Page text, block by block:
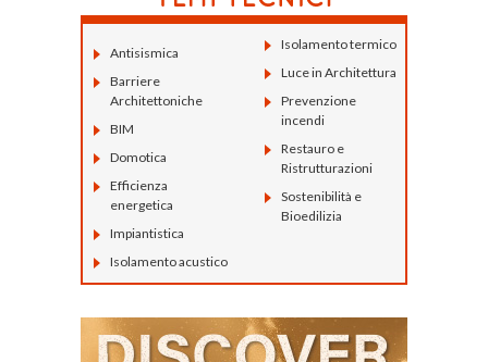
Antisismica
Barriere
Architettoniche
BIM
Domotica
Efficienza
energetica
Impiantistica
Isolamento acustico
Isolamento termico
Luce in Architettura
Prevenzione
incendi
Restauro e
Ristrutturazioni
Sostenibilità e
Bioedilizia